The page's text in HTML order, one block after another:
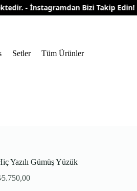
- İnstagramdan Bizi Takip Edin!
Setler Tüm Ürünler
Yazılı Gümüş Yüzük
5.750,00